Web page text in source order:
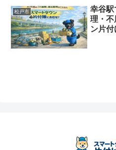
松戸市
幸谷駅
理・不
ン片付